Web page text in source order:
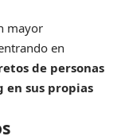
mayor
en
de personas
sus propias